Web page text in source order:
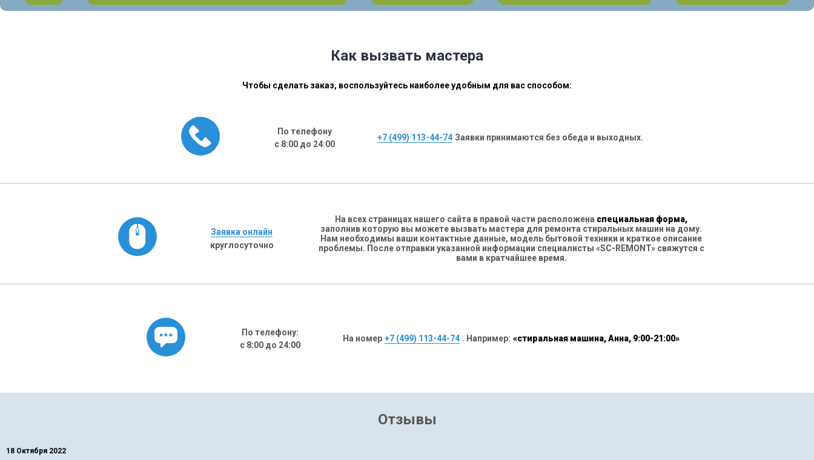
Как вызвать мастера
Чтобы сделать заказ, воспользуйтесь наиболее удобным для вас способом:
По телефону
с 8:00 до 24:00
+7 (499) 113-44-74 Заявки принимаются без обеда и выходных.
Заявка онлайн
круглосуточно
На всех страницах нашего сайта в правой части расположена специальная форма,
заполнив которую вы можете вызвать мастера для ремонта стиральных машин на дому.
Нам необходимы ваши контактные данные, модель бытовой техники и краткое описание
проблемы. После отправки указанной информации специалисты «SC-REMONT» свяжутся с
вами в кратчайшее время.
По телефону:
с 8:00 до 24:00
На номер +7 (499) 113-44-74 . Например: «стиральная машина, Анна, 9:00-21:00»
Отзывы
18 Октября 2022